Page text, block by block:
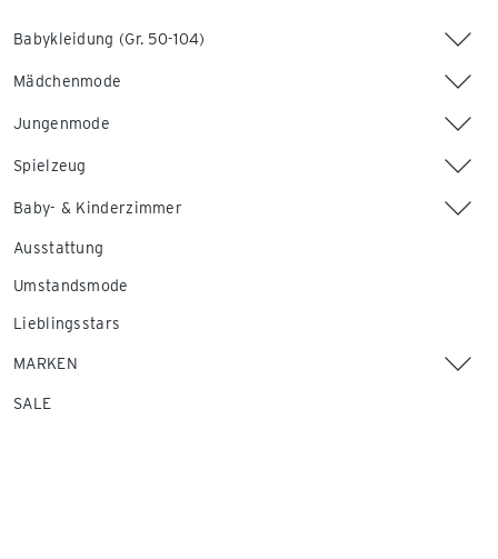
Babykleidung (Gr. 50-104)
Mädchenmode
Jungenmode
Spielzeug
Baby- & Kinderzimmer
Ausstattung
Umstandsmode
Lieblingsstars
MARKEN
SALE